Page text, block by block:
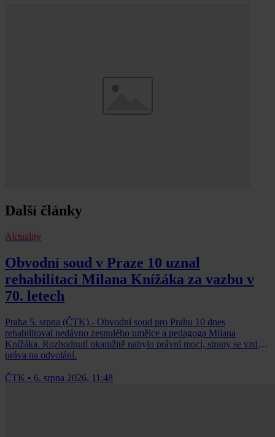
Další články
Aktuality
Obvodní soud v Praze 10 uznal
rehabilitaci Milana Knížáka za vazbu v
70. letech
Praha 5. srpna (ČTK) - Obvodní soud pro Prahu 10 dnes
rehabilitoval nedávno zesnulého umělce a pedagoga Milana
Knížáka. Rozhodnutí okamžitě nabylo právní moci, strany se vzdaly
práva na odvolání.
ČTK • 6. srpna 2026, 11:48